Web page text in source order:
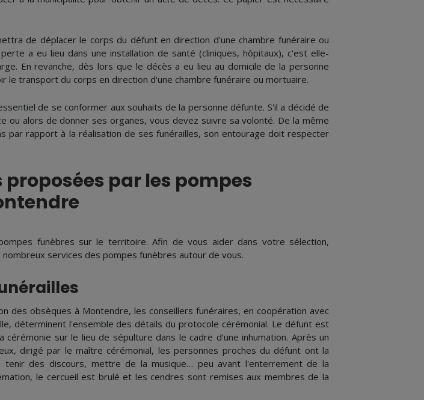
de déplacer le corps du défunt en direction d'une chambre funéraire ou
a eu lieu dans une installation de santé (cliniques, hôpitaux), c'est elle-
En revanche, dès lors que le décès a eu lieu au domicile de la personne
le transport du corps en direction d'une chambre funéraire ou mortuaire.
de se conformer aux souhaits de la personne défunte. S'il a décidé de
ou alors de donner ses organes, vous devez suivre sa volonté. De la même
par rapport à la réalisation de ses funérailles, son entourage doit respecter
par les pompes
funèbres sur le territoire. Afin de vous aider dans votre sélection,
services des pompes funèbres autour de vous.
des obsèques à Montendre, les conseillers funéraires, en coopération avec
déterminent l'ensemble des détails du protocole cérémonial. Le défunt est
cérémonie sur le lieu de sépulture dans le cadre d’une inhumation. Après un
dirigé par le maître cérémonial, les personnes proches du défunt ont la
tenir des discours, mettre de la musique… peu avant l'enterrement de la
le cercueil est brulé et les cendres sont remises aux membres de la